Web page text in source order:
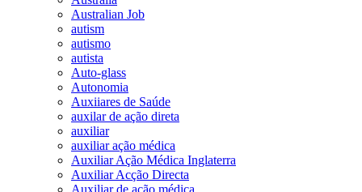
Australian Job
autism
autismo
autista
Auto-glass
Autonomia
Auxiiares de Saúde
auxilar de ação direta
auxiliar
auxiliar ação médica
Auxiliar Ação Médica Inglaterra
Auxiliar Acção Directa
Auxiliar de ação médica